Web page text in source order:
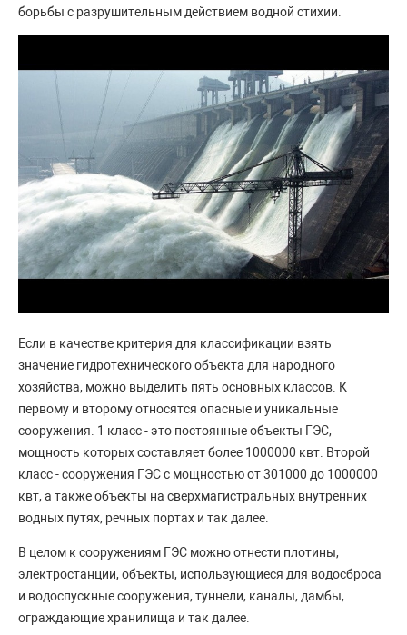
борьбы с разрушительным действием водной стихии.
Если в качестве критерия для классификации взять
значение гидротехнического объекта для народного
хозяйства, можно выделить пять основных классов. К
первому и второму относятся опасные и уникальные
сооружения. 1 класс - это постоянные объекты ГЭС,
мощность которых составляет более 1000000 квт. Второй
класс - сооружения ГЭС с мощностью от 301000 до 1000000
квт, а также объекты на сверхмагистральных внутренних
водных путях, речных портах и так далее.
В целом к сооружениям ГЭС можно отнести плотины,
электростанции, объекты, использующиеся для водосброса
и водоспускные сооружения, туннели, каналы, дамбы,
ограждающие хранилища и так далее.